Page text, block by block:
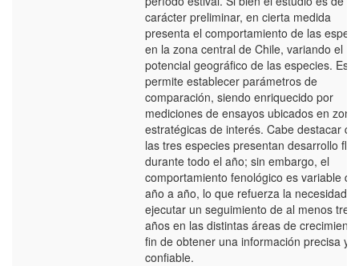
carácter preliminar, en cierta medida
presenta el comportamiento de las
en la zona central de Chile, variando el
potencial geográfico de las especies. Esto
permite establecer parámetros de
comparación, siendo enriquecido por
mediciones de ensayos ubicados en
estratégicas de interés. Cabe destacar
las tres especies presentan desarrollo
durante todo el año; sin embargo, el
comportamiento fenológico es variable de
año a año, lo que refuerza la necesidad
ejecutar un seguimiento de al menos tres
años en las distintas áreas de
fin de obtener una información precisa y
confiable.